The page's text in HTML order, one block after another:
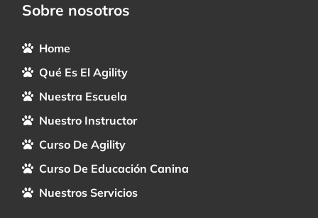
Sobre nosotros
Home
Qué Es El Agility
Nuestra Escuela
Nuestro Instructor
Curso De Agility
Curso De Educación Canina
Nuestros Servicios